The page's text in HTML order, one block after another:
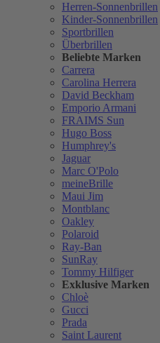
Herren-Sonnenbrillen
Kinder-Sonnenbrillen
Sportbrillen
Überbrillen
Beliebte Marken
Carrera
Carolina Herrera
David Beckham
Emporio Armani
FRAIMS Sun
Hugo Boss
Humphrey's
Jaguar
Marc O'Polo
meineBrille
Maui Jim
Montblanc
Oakley
Polaroid
Ray-Ban
SunRay
Tommy Hilfiger
Exklusive Marken
Chloè
Gucci
Prada
Saint Laurent